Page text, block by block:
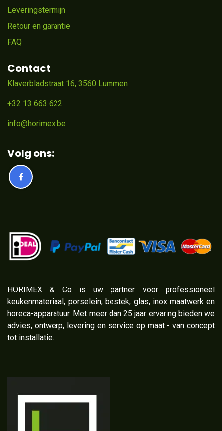
Leveringstermijn
Retour en garantie
FAQ
Contact
Klaverbladstraat 16, 3560 Lummen
+32 13 663 622
info@horimex.be
Volg ons:
​HORIMEX & Co is uw partner voor professioneel
keukenmateriaal, porselein, bestek, glas, inox maatwerk en
horeca-apparatuur. Met meer dan 25 jaar ervaring bieden we
advies, ontwerp, levering en service op maat - van concept
tot installatie.